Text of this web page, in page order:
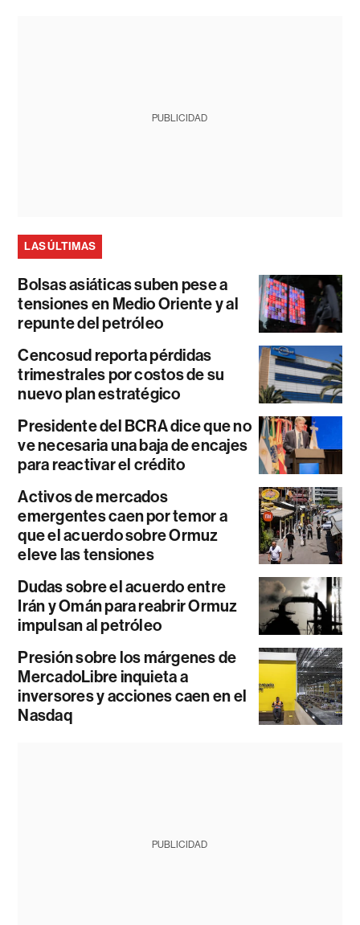
PUBLICIDAD
LAS ÚLTIMAS
Bolsas asiáticas suben pese a
tensiones en Medio Oriente y al
repunte del petróleo
Cencosud reporta pérdidas
trimestrales por costos de su
nuevo plan estratégico
Presidente del BCRA dice que no
ve necesaria una baja de encajes
para reactivar el crédito
Activos de mercados
emergentes caen por temor a
que el acuerdo sobre Ormuz
eleve las tensiones
Dudas sobre el acuerdo entre
Irán y Omán para reabrir Ormuz
impulsan al petróleo
Presión sobre los márgenes de
MercadoLibre inquieta a
inversores y acciones caen en el
Nasdaq
PUBLICIDAD